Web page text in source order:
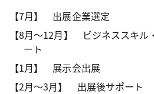
【7月】 出展企業選定
【8月～12月】 ビジネススキル
ート
【1月】 展示会出展
【2月～3月】 出展後サポート